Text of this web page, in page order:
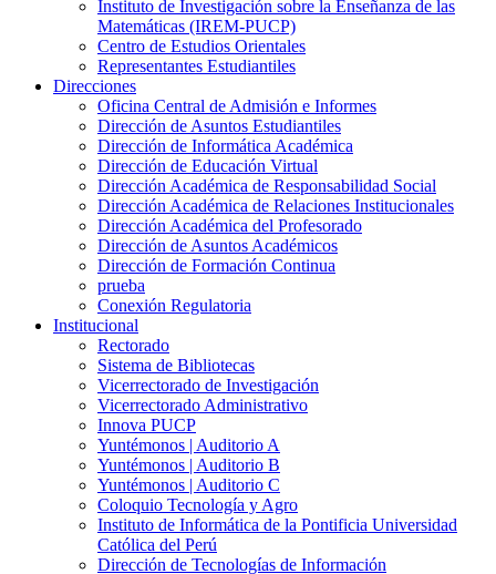
Instituto de Investigación sobre la Enseñanza de las
Matemáticas (IREM-PUCP)
Centro de Estudios Orientales
Representantes Estudiantiles
Direcciones
Oficina Central de Admisión e Informes
Dirección de Asuntos Estudiantiles
Dirección de Informática Académica
Dirección de Educación Virtual
Dirección Académica de Responsabilidad Social
Dirección Académica de Relaciones Institucionales
Dirección Académica del Profesorado
Dirección de Asuntos Académicos
Dirección de Formación Continua
prueba
Conexión Regulatoria
Institucional
Rectorado
Sistema de Bibliotecas
Vicerrectorado de Investigación
Vicerrectorado Administrativo
Innova PUCP
Yuntémonos | Auditorio A
Yuntémonos | Auditorio B
Yuntémonos | Auditorio C
Coloquio Tecnología y Agro
Instituto de Informática de la Pontificia Universidad
Católica del Perú
Dirección de Tecnologías de Información